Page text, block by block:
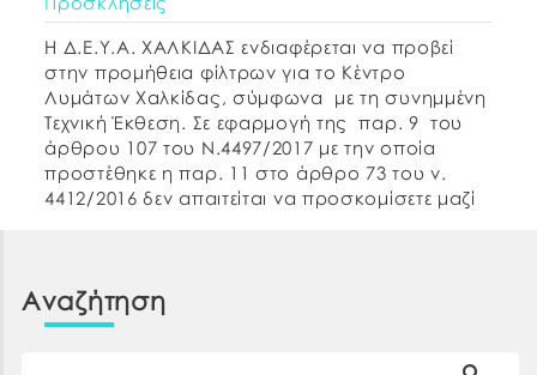
Η Δ.Ε.Υ.Α. ΧΑΛΚΙΔΑΣ ενδιαφέρεται να προβεί
στην προμήθεια φίλτρων για το Κέντρο
Λυμάτων Χαλκίδας, σύμφωνα με τη συνημμένη
Τεχνική Έκθεση. Σε εφαρμογή της παρ. 9 του
άρθρου 107 του Ν.4497/2017 με την οποία
προστέθηκε η παρ. 11 στο άρθρο 73 του ν.
4412/2016 δεν απαιτείται να προσκομίσετε μαζί
Αναζήτηση